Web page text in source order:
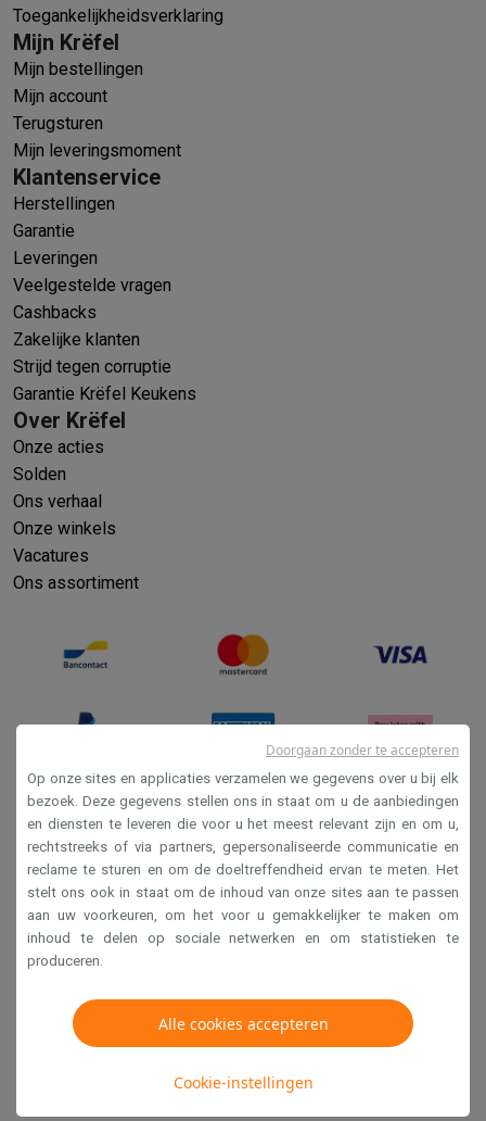
Toegankelijkheidsverklaring
Mijn Krëfel
Mijn bestellingen
Mijn account
Terugsturen
Mijn leveringsmoment
Klantenservice
Herstellingen
Garantie
Leveringen
Veelgestelde vragen
Cashbacks
Zakelijke klanten
Strijd tegen corruptie
Garantie Krëfel Keukens
Over Krëfel
Onze acties
Solden
Ons verhaal
Onze winkels
Vacatures
Ons assortiment
Verkoopsvoorwaarden
Privacy
Disclaimer
Cookies
Krëfel NV - Steenstraat 44 - Industriezone 4 "T Sas",
1851 Humbeek, België
BTW BE 0400.673.544
Op onze sites en applicaties verzamelen we gegevens over u bij elk
bezoek. Deze gegevens stellen ons in staat om u de aanbiedingen
en diensten te leveren die voor u het meest relevant zijn en om u,
rechtstreeks of via partners, gepersonaliseerde communicatie en
reclame te sturen en om de doeltreffendheid ervan te meten. Het
stelt ons ook in staat om de inhoud van onze sites aan te passen
aan uw voorkeuren, om het voor u gemakkelijker te maken om
inhoud te delen op sociale netwerken en om statistieken te
produceren.
Alle cookies accepteren
Cookie-instellingen
Doorgaan zonder te accepteren